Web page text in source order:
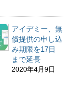
アイデミー、無
償提供の申し込
み期限を17日
まで延長
2020年4月9日